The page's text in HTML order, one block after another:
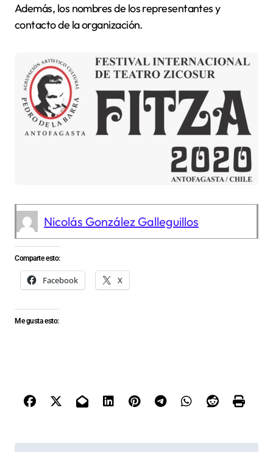
Además, los nombres de los representantes y
contacto de la organización.
Nicolás González Galleguillos
Comparte esto:
Facebook X
Me gusta esto: